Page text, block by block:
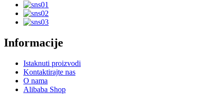
Informacije
Istaknuti proizvodi
Kontaktirajte nas
O nama
Alibaba Shop